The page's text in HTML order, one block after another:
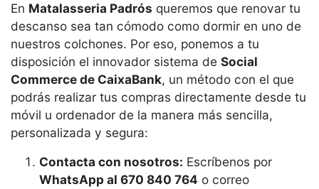
En Matalasseria Padrós queremos que renovar tu
descanso sea tan cómodo como dormir en uno de
nuestros colchones. Por eso, ponemos a tu
disposición el innovador sistema de Social
Commerce de CaixaBank, un método con el que
podrás realizar tus compras directamente desde tu
móvil u ordenador de la manera más sencilla,
personalizada y segura:
Contacta con nosotros: Escríbenos por
WhatsApp al 670 840 764 o correo